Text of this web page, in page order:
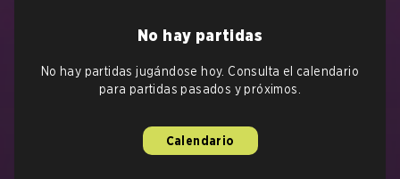
No hay partidas
No hay partidas jugándose hoy. Consulta el calendario
para partidas pasados y próximos.
Calendario